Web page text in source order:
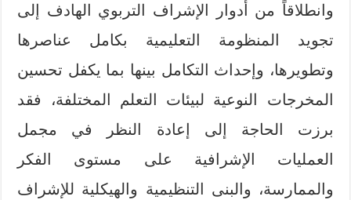
وانطلاقاً من أدوار الإشراف التربوي الهادف إلى
تجويد المنظومة التعليمية بكامل عناصرها
وتطويرها، وإحداث التكامل بينها بما يكفل تحسين
المخرجات النوعية لبيئات التعلم المختلفة، فقد
برزت الحاجة إلى إعادة النظر في مجمل
العمليات الإشرافية على مستوى الفكر
والممارسة، والبنى التنظيمية والهيكلية للإشراف